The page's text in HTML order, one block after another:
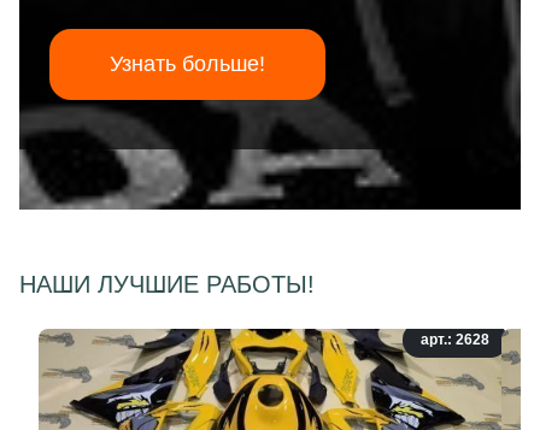
Узнать больше!
НАШИ ЛУЧШИЕ РАБОТЫ!
арт.: 2628